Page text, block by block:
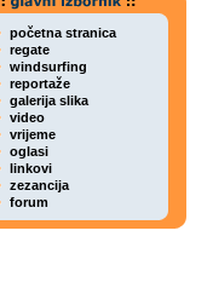
početna stranica
regate
windsurfing
reportaže
galerija slika
video
vrijeme
oglasi
linkovi
zezancija
forum